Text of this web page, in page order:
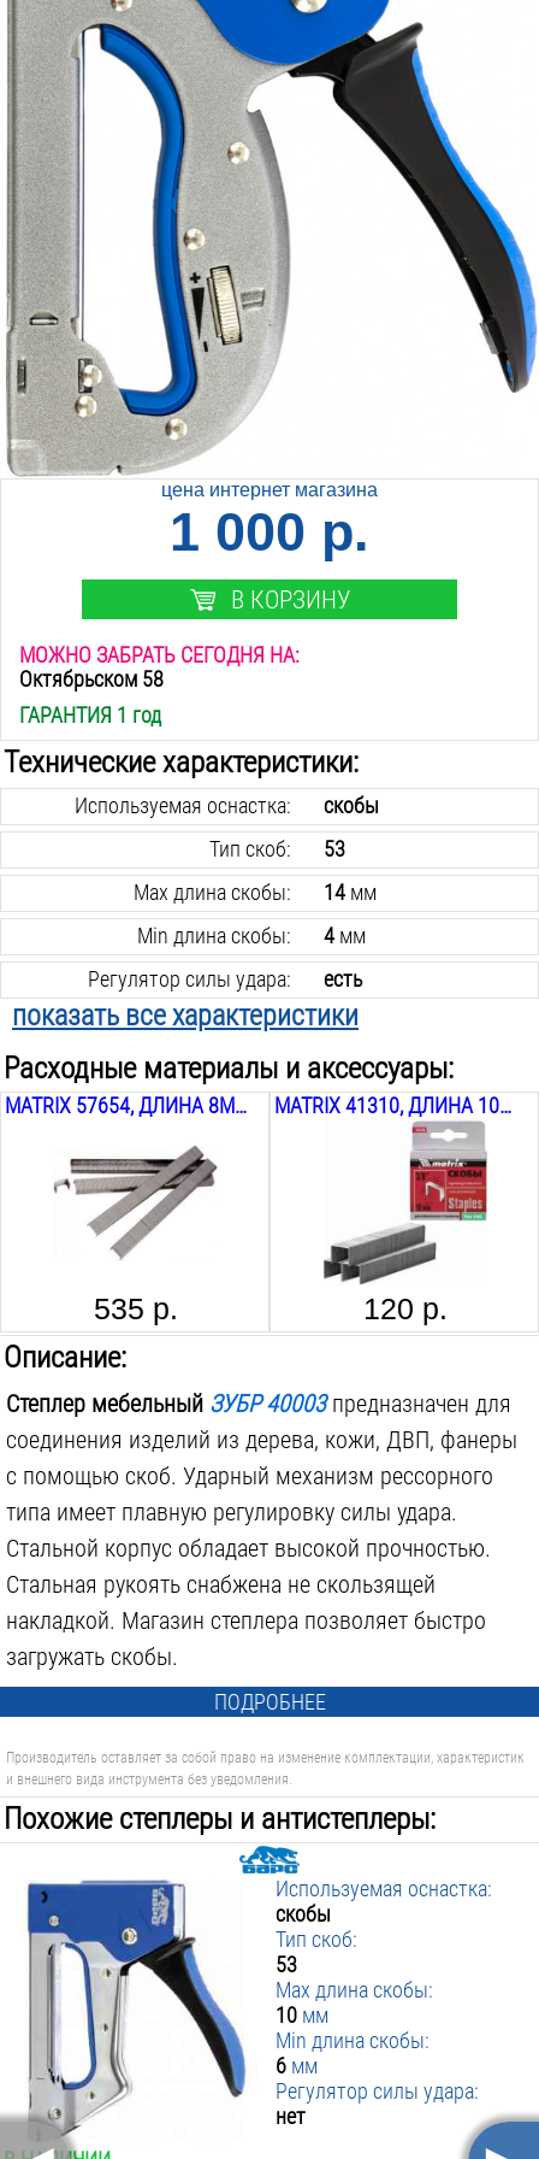
цена интернет магазина
1 000 р.
В КОРЗИНУ
МОЖНО ЗАБРАТЬ СЕГОДНЯ НА:
Октябрьском 58
ГАРАНТИЯ 1 год
Технические характеристики:
Используемая оснастка:
скобы
Тип скоб:
53
Max длина скобы:
14мм
Min длина скобы:
4мм
Регулятор силы удара:
есть
Ударный механизм:
рессорный
Материал корпуса:
сталь
Поставляется в:
блистере
Вес инструмента:
показать все характеристики
Расходные материалы и аксессуары:
MATRIX 57654, ДЛИНА 8ММ, ШИРИНА 11.2ММ, СЕЧЕНИЕ 1.2X0.6ММ, 5000 ШТ.
535 р.
MATRIX 41310, ДЛИНА 10ММ, ШИРИНА 10.6ММ, СЕЧЕНИЕ 1.25Х0.6 ММ, 1000 ШТ.
120 р.
Описание:
Степлер мебельный ЗУБР 40003предназначен для
соединения изделий из дерева, кожи, ДВП, фанеры
с помощью скоб. Ударный механизм рессорного
типа имеет плавную регулировку силы удара.
Стальной корпус обладает высокой прочностью.
Стальная рукоять снабжена не скользящей
накладкой. Магазин степлера позволяет быстро
загружать скобы.
ПОДРОБНЕЕ
Производитель оставляет за собой право на изменение комплектации, характеристик
и внешнего вида инструмента без уведомления.
Похожие степлеры и антистеплеры:
Используемая оснастка:
скобы
Тип скоб:
53
Max длина скобы:
10 мм
Min длина скобы:
6 мм
Регулятор силы удара:
нет